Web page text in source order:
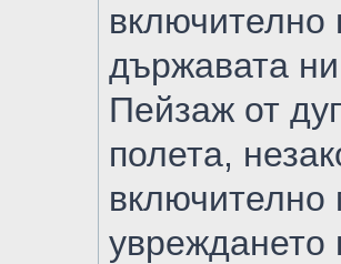
държавата
Пейзаж от
полета,
включително
увреждането